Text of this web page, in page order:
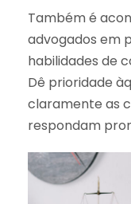
Também é
advogados em
habilidades de
Dê prioridade
claramente as
respondam